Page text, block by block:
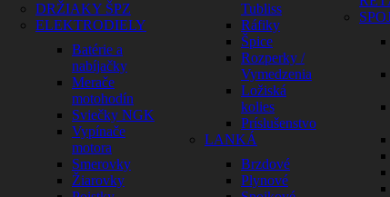
DRŽIAKY ŠPZ
ELEKTRODIELY
Batérie a
nabíjačky
Merače
motohodín
Sviečky NGK
Vypínače
motora
Smerovky
Žiarovky
Tubliss
Ráfiky
Špice
Rozperky /
Vymedzenia
Ložiská
kolies
Príslušenstvo
LANKÁ
Brzdové
Plynové